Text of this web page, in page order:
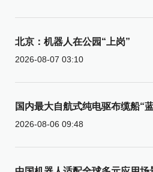
北京：机器人在公园“上岗”
2026-08-07 03:10
国内最大自航式纯电驱布缆船“
2026-08-06 09:48